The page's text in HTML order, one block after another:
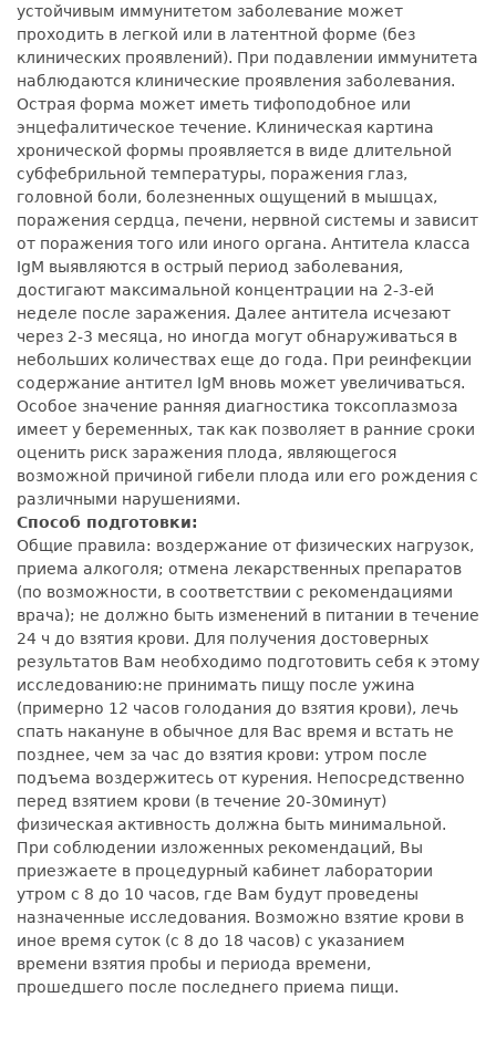
устойчивым иммунитетом заболевание может
проходить в легкой или в латентной форме (без
клинических проявлений). При подавлении иммунитета
наблюдаются клинические проявления заболевания.
Острая форма может иметь тифоподобное или
энцефалитическое течение. Клиническая картина
хронической формы проявляется в виде длительной
субфебрильной температуры, поражения глаз,
головной боли, болезненных ощущений в мышцах,
поражения сердца, печени, нервной системы и зависит
от поражения того или иного органа. Антитела класса
IgM выявляются в острый период заболевания,
достигают максимальной концентрации на 2-3-ей
неделе после заражения. Далее антитела исчезают
через 2-3 месяца, но иногда могут обнаруживаться в
небольших количествах еще до года. При реинфекции
содержание антител IgM вновь может увеличиваться.
Особое значение ранняя диагностика токсоплазмоза
имеет у беременных, так как позволяет в ранние сроки
оценить риск заражения плода, являющегося
возможной причиной гибели плода или его рождения с
различными нарушениями.
Способ подготовки:
Общие правила: воздержание от физических нагрузок,
приема алкоголя; отмена лекарственных препаратов
(по возможности, в соответствии с рекомендациями
врача); не должно быть изменений в питании в течение
24 ч до взятия крови. Для получения достоверных
результатов Вам необходимо подготовить себя к этому
исследованию:не принимать пищу после ужина
(примерно 12 часов голодания до взятия крови), лечь
спать накануне в обычное для Вас время и встать не
позднее, чем за час до взятия крови: утром после
подъема воздержитесь от курения. Непосредственно
перед взятием крови (в течение 20-30минут)
физическая активность должна быть минимальной.
При соблюдении изложенных рекомендаций, Вы
приезжаете в процедурный кабинет лаборатории
утром с 8 до 10 часов, где Вам будут проведены
назначенные исследования. Возможно взятие крови в
иное время суток (с 8 до 18 часов) с указанием
времени взятия пробы и периода времени,
прошедшего после последнего приема пищи.